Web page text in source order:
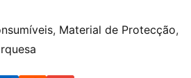
, Material de Protecção,